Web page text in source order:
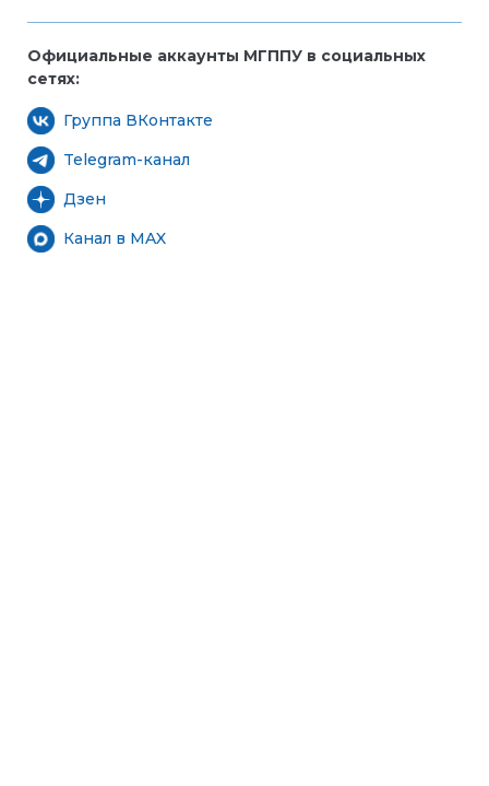
Официальные аккаунты МГППУ в социальных
сетях:
Группа ВКонтакте
Telegram-канал
Дзен
Канал в MAX